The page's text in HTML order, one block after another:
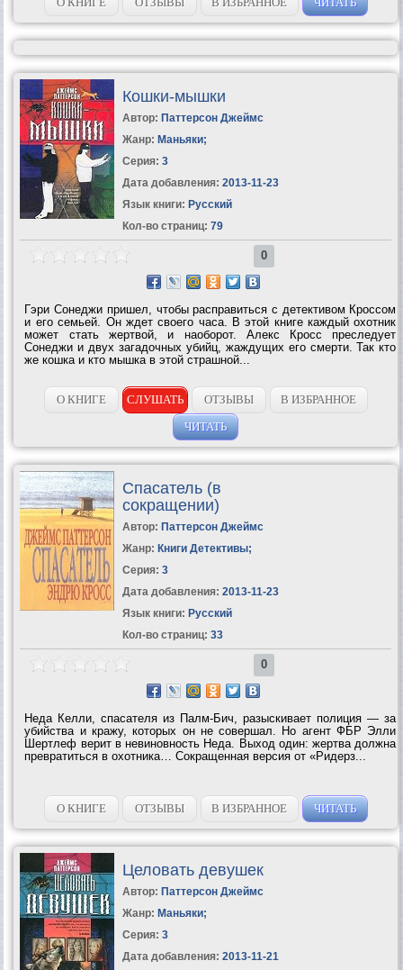
Кошки-мышки
Автор: Паттерсон Джеймс
Жанр: Маньяки;
Серия: 3
Дата добавления: 2013-11-23
Язык книги: Русский
Кол-во страниц: 79
0
Гэри Сонеджи пришел, чтобы расправиться с детективом Кроссом
и его семьей. Он ждет своего часа. В этой книге каждый охотник
может стать жертвой, и наоборот. Алекс Кросс преследует
Сонеджи и двух загадочных убийц, жаждущих его смерти. Так кто
же кошка и кто мышка в этой страшной...
О КНИГЕ СЛУШАТЬ ОТЗЫВЫ
В ИЗБРАННОЕ
ЧИТАТЬ
Спасатель (в
сокращении)
Автор: Паттерсон Джеймс
Жанр: Книги Детективы;
Серия: 3
Дата добавления: 2013-11-23
Язык книги: Русский
Кол-во страниц: 33
0
Неда Келли, спасателя из Палм-Бич, разыскивает полиция — за
убийства и кражу, которых он не совершал. Но агент ФБР Элли
Шертлеф верит в невиновность Неда. Выход один: жертва должна
превратиться в охотника… Сокращенная версия от «Ридерз...
О КНИГЕ ОТЗЫВЫ В ИЗБРАННОЕ ЧИТАТЬ
Целовать девушек
Автор: Паттерсон Джеймс
Жанр: Маньяки;
Серия: 3
Дата добавления: 2013-11-21